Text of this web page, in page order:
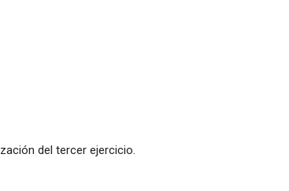
del tercer ejercicio.